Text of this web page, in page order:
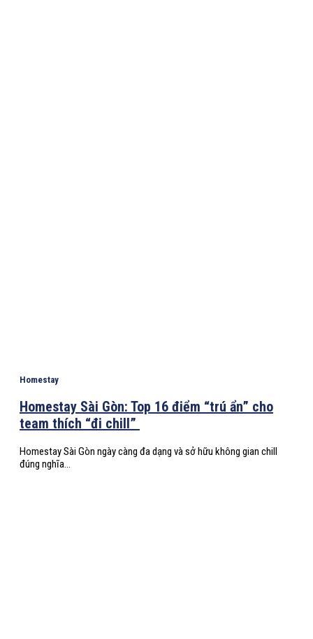
Homestay
Homestay Sài Gòn: Top 16 điểm “trú ẩn” cho
team thích “đi chill”
Homestay Sài Gòn ngày càng đa dạng và sở hữu không gian chill
đúng nghĩa...